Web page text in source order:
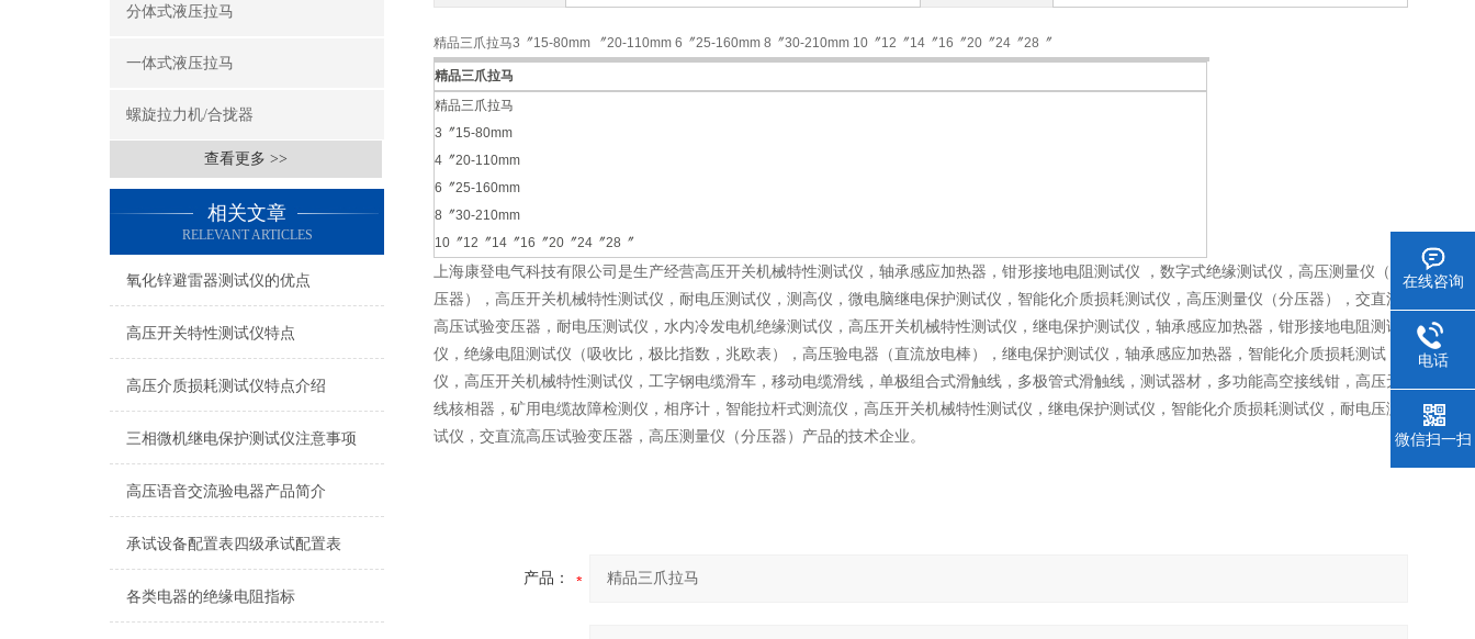
分体式液压拉马
一体式液压拉马
螺旋拉力机/合拢器
查看更多 >>
相关文章
RELEVANT ARTICLES
氧化锌避雷器测试仪的优点
高压开关特性测试仪特点
高压介质损耗测试仪特点介绍
三相微机继电保护测试仪注意事项
高压语音交流验电器产品简介
承试设备配置表四级承试配置表
各类电器的绝缘电阻指标
精品三爪拉马3〞15-80mm 〞20-110mm 6〞25-160mm 8〞30-210mm 10〞12〞14〞16〞20〞24〞28〞
精品三爪拉马
精品三爪拉马
3〞15-80mm
4〞20-110mm
6〞25-160mm
8〞30-210mm
10〞12〞14〞16〞20〞24〞28〞
上海康登电气科技有限公司是生产经营高压开关机械特性测试仪，轴承感应加热器，钳形接地电阻测试仪 ，数字式绝缘测试仪，高压测量仪（分
压器），高压开关机械特性测试仪，耐电压测试仪，测高仪，微电脑继电保护测试仪，智能化介质损耗测试仪，高压测量仪（分压器），交直流
高压试验变压器，耐电压测试仪，水内冷发电机绝缘测试仪，高压开关机械特性测试仪，继电保护测试仪，轴承感应加热器，钳形接地电阻测试
仪，绝缘电阻测试仪（吸收比，极比指数，兆欧表），高压验电器（直流放电棒），继电保护测试仪，轴承感应加热器，智能化介质损耗测试
仪，高压开关机械特性测试仪，工字钢电缆滑车，移动电缆滑线，单极组合式滑触线，多极管式滑触线，测试器材，多功能高空接线钳，高压无
线核相器，矿用电缆故障检测仪，相序计，智能拉杆式测流仪，高压开关机械特性测试仪，继电保护测试仪，智能化介质损耗测试仪，耐电压测
试仪，交直流高压试验变压器，高压测量仪（分压器）产品的技术企业。
产品：
在线咨询
电话
微信扫一扫